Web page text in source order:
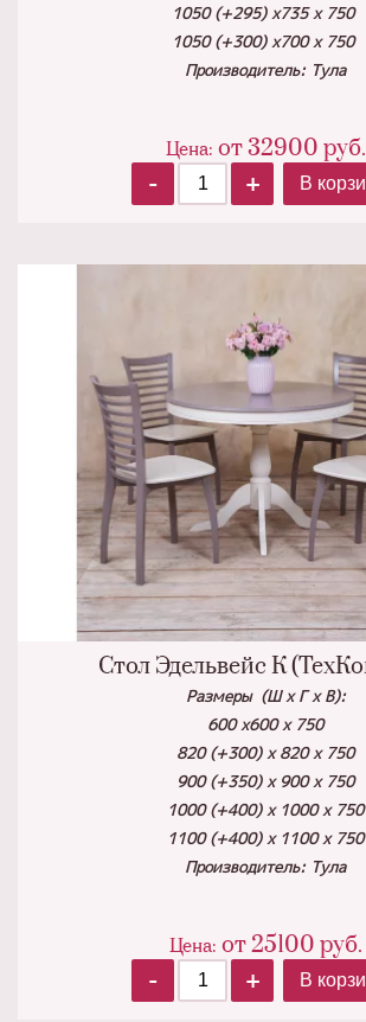
1050 (+295) х735 х 750
1050 (+300) х700 х 750
Производитель: Тула
Цена: от32900 руб.
-
+ В
Стол Эдельвейс К
Размеры (Ш х Г х В):
600 х600 х 750
820 (+300) х 820 х 750
900 (+350) х 900 х 750
1000 (+400) х 1000 х 750
1100 (+400) х 1100 х 750
Производитель: Тула
Цена: от25100 руб.
-
+ В